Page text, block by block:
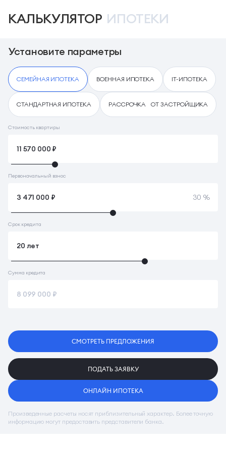
КАЛЬКУЛЯТОР ИПОТЕКИ
Установите параметры
СЕМЕЙНАЯ ИПОТЕКА ВОЕННАЯ ИПОТЕКА IT-ИПОТЕКА
СТАНДАРТНАЯ ИПОТЕКА РАССРОЧКА ОТ ЗАСТРОЙЩИКА
Стоимость квартиры
Первоначальный взнос
30 %
Срок кредита
Сумма кредита
СМОТРЕТЬ ПРЕДЛОЖЕНИЯ
ПОДАТЬ ЗАЯВКУ
ОНЛАЙН ИПОТЕКА
Произведенные расчеты носят приблизительный характер. Более точную
информацию могут предоставить представители банка.